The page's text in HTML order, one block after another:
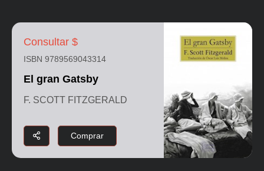
Consultar $
ISBN 9789569043314
El gran Gatsby
F. SCOTT FITZGERALD
Comprar